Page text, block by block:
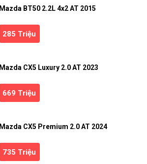
Mazda BT50 2.2L 4x2 AT 2015
285 Triệu
Mazda CX5 Luxury 2.0 AT 2023
669 Triệu
Mazda CX5 Premium 2.0 AT 2024
735 Triệu